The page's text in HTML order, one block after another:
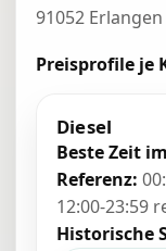
91052 Erlangen
Preisprofile je
Diesel
Beste Zeit
Referenz:
12:00-23:59
Historische